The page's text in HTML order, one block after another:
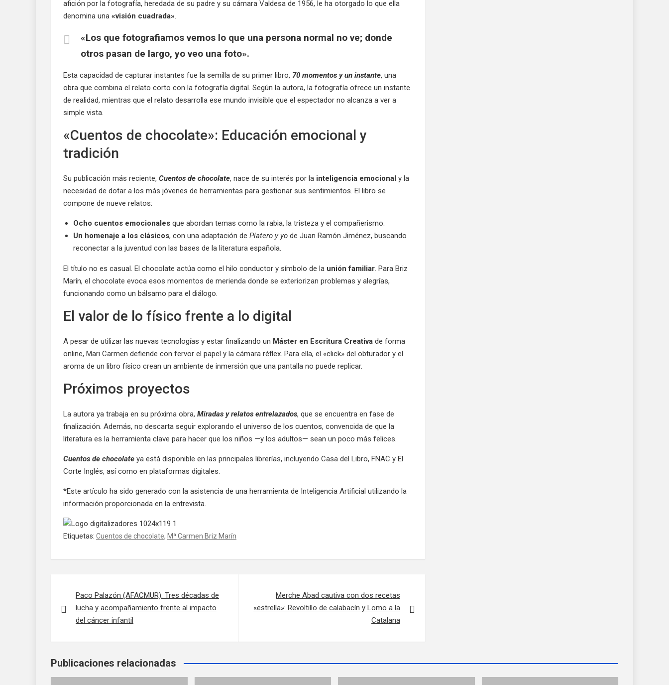
afición por la fotografía, heredada de su padre y su cámara Valdesa de 1956, le ha otorgado lo que ella
denomina una «visión cuadrada».
«Los que fotografiamos vemos lo que una persona normal no ve; donde
otros pasan de largo, yo veo una foto».
Esta capacidad de capturar instantes fue la semilla de su primer libro, 70 momentos y un instante, una
obra que combina el relato corto con la fotografía digital. Según la autora, la fotografía ofrece un instante
de realidad, mientras que el relato desarrolla ese mundo invisible que el espectador no alcanza a ver a
simple vista.
«Cuentos de chocolate»: Educación emocional y
tradición
Su publicación más reciente, Cuentos de chocolate, nace de su interés por la inteligencia emocional y la
necesidad de dotar a los más jóvenes de herramientas para gestionar sus sentimientos. El libro se
compone de nueve relatos:
Ocho cuentos emocionales que abordan temas como la rabia, la tristeza y el compañerismo.
Un homenaje a los clásicos, con una adaptación de Platero y yo de Juan Ramón Jiménez, buscando
reconectar a la juventud con las bases de la literatura española.
El título no es casual. El chocolate actúa como el hilo conductor y símbolo de la unión familiar. Para Briz
Marín, el chocolate evoca esos momentos de merienda donde se exteriorizan problemas y alegrías,
funcionando como un bálsamo para el diálogo.
El valor de lo físico frente a lo digital
A pesar de utilizar las nuevas tecnologías y estar finalizando un Máster en Escritura Creativa de forma
online, Mari Carmen defiende con fervor el papel y la cámara réflex. Para ella, el «click» del obturador y el
aroma de un libro físico crean un ambiente de inmersión que una pantalla no puede replicar.
Próximos proyectos
La autora ya trabaja en su próxima obra, Miradas y relatos entrelazados, que se encuentra en fase de
finalización. Además, no descarta seguir explorando el universo de los cuentos, convencida de que la
literatura es la herramienta clave para hacer que los niños —y los adultos— sean un poco más felices.
Cuentos de chocolate ya está disponible en las principales librerías, incluyendo Casa del Libro, FNAC y El
Corte Inglés, así como en plataformas digitales.
*Este artículo ha sido generado con la asistencia de una herramienta de Inteligencia Artificial utilizando la
información proporcionada en la entrevista.
Etiquetas: Cuentos de chocolate, Mª Carmen Briz Marín
Paco Palazón (AFACMUR): Tres décadas de
lucha y acompañamiento frente al impacto
del cáncer infantil
Merche Abad cautiva con dos recetas
«estrella»: Revoltillo de calabacín y Lomo a la
Catalana
Publicaciones relacionadas